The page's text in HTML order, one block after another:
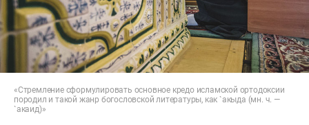
«Стремление сформулировать основное кредо исламской ортодоксии
породил и такой жанр богословской литературы, как `акыда (мн. ч. —
`акаид)»